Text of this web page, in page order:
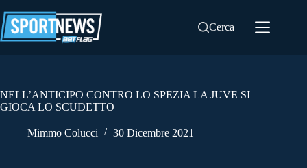
al
contenuto
Cerca
NELL’ANTICIPO CONTRO LO SPEZIA LA JUVE SI
GIOCA LO SCUDETTO
Mimmo Colucci 30 Dicembre 2021